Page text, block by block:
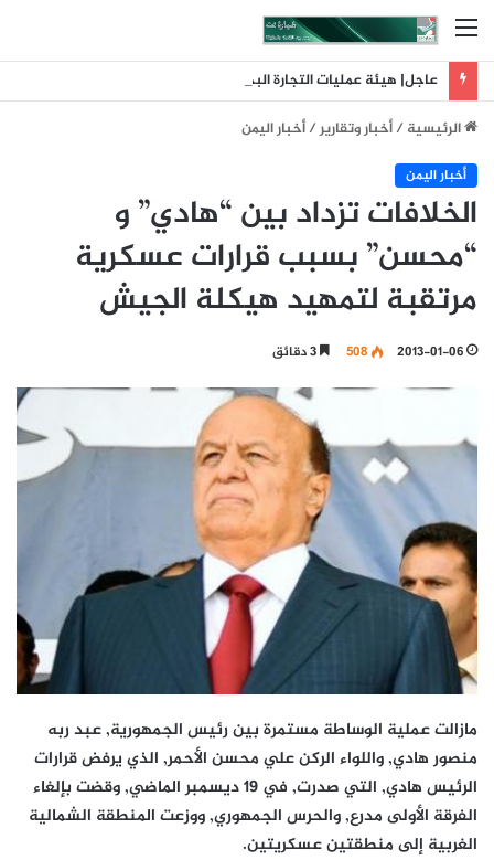
القائمة
الرئيسية/أخبار وتقارير/أخبار اليمن
أخبار اليمن
الخلافات تزداد بين “هادي” و
“محسن” بسبب قرارات عسكرية
مرتقبة لتمهيد هيكلة الجيش
2013-01-06
508
مازالت عملية الوساطة مستمرة بين رئيس الجمهورية, عبد ربه
منصور هادي, واللواء الركن علي محسن الأحمر, الذي يرفض قرارات
الرئيس هادي, التي صدرت, في 19 ديسمبر الماضي, وقضت بإلغاء
الفرقة الأولى مدرع, والحرس الجمهوري, ووزعت المنطقة الشمالية
الغربية إلى منطقتين عسكريتين.